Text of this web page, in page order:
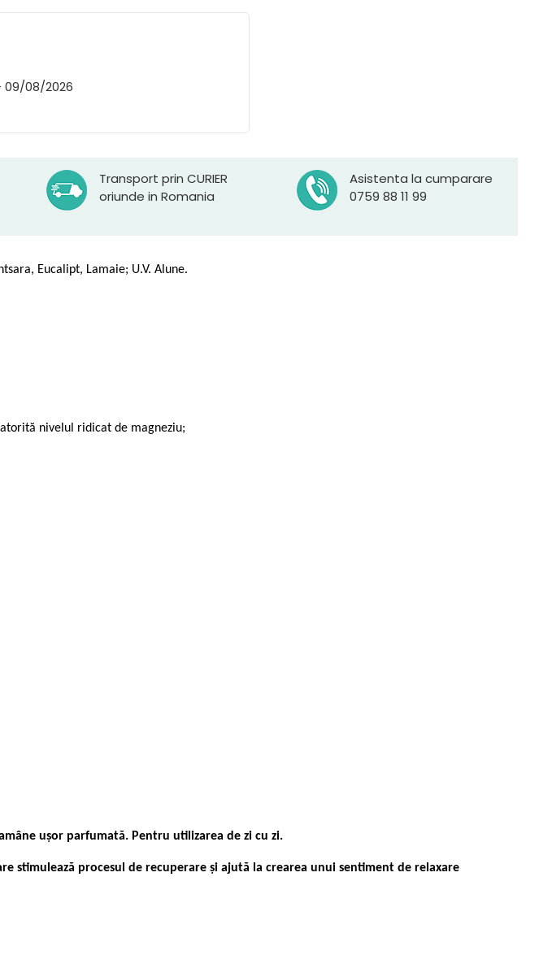
08/2026
Transport prin CURIER
oriunde in Romania
Asistenta la cumparare
0759 88 11 99
Eucalipt, Lamaie; U.V. Alune.
nivelul ridicat de magneziu;
ușor parfumată. Pentru utilizarea de zi cu zi.
procesul de recuperare și ajută la crearea unui sentiment de relaxare